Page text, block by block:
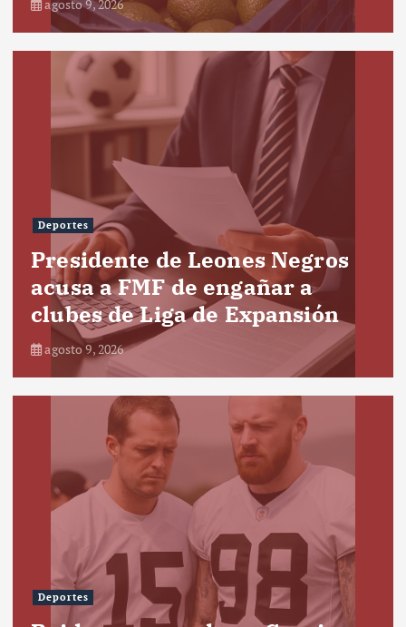
agosto 9, 2026
Deportes
Presidente de Leones Negros
acusa a FMF de engañar a
clubes de Liga de Expansión
agosto 9, 2026
Deportes